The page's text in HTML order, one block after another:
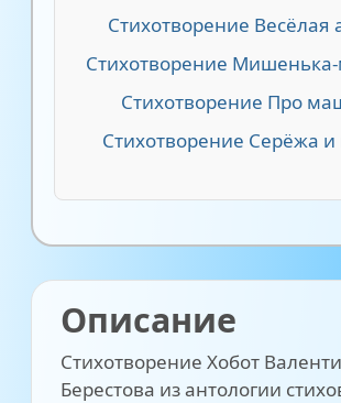
Стихотворение Весёлая
Стихотворение
Стихотворение Про
Стихотворение Серёжа и
Описание
Стихотворение Хобот
Берестова из антологии